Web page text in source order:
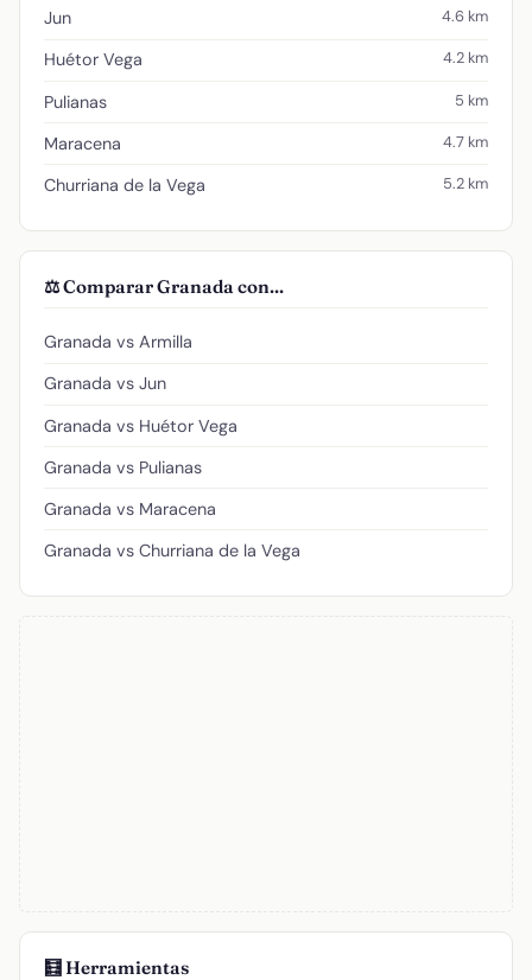
Jun 4.6 km
Huétor Vega 4.2 km
Pulianas 5 km
Maracena 4.7 km
Churriana de la Vega 5.2 km
⚖️ Comparar Granada con...
Granada vs Armilla
Granada vs Jun
Granada vs Huétor Vega
Granada vs Pulianas
Granada vs Maracena
Granada vs Churriana de la Vega
🧮 Herramientas